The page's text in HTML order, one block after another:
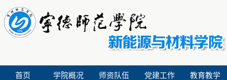
首页 学院概况 师资队伍 党建工作 教育教学